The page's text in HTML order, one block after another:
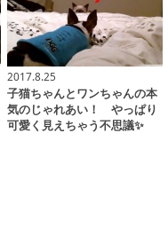
2017.8.25
子猫ちゃんとワンちゃんの本
気のじゃれあい！ やっぱり
可愛く見えちゃう不思議✨